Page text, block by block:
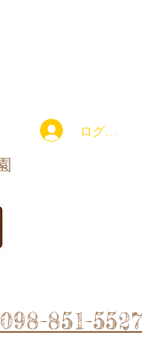
ログイン
851-5527